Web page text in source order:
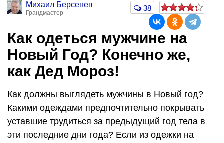
Михаил Берсенев
Грандмастер
38
Как одеться мужчине на
Новый Год? Конечно же,
как Дед Мороз!
Как должны выглядеть мужчины в Новый год?
Какими одеждами предпочтительно покрывать
уставшие трудиться за предыдущий год тела в
эти последние дни года? Если из одежки на